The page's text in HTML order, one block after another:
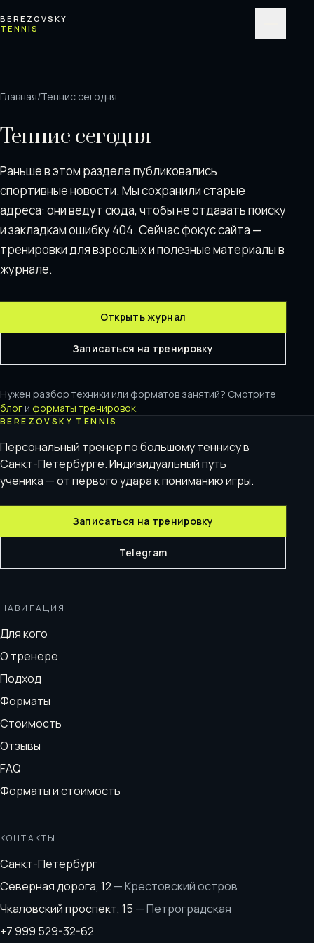
BEREZOVSKY
TENNIS
Главная/Теннис сегодня
Теннис сегодня
Раньше в этом разделе публиковались
спортивные новости. Мы сохранили старые
адреса: они ведут сюда, чтобы не отдавать поискy
и закладкам ошибку 404. Сейчас фокус сайта —
тренировки для взрослых и полезные материалы в
журнале.
Открыть журнал
Записаться на тренировку
Нужен разбор техники или форматов занятий? Смотрите
блог и форматы тренировок.
BEREZOVSKY TENNIS
Персональный тренер по большому теннису в
Санкт-Петербурге. Индивидуальный путь
ученика — от первого удара к пониманию игры.
Записаться на тренировку
Telegram
НАВИГАЦИЯ
Для кого
О тренере
Подход
Форматы
Стоимость
Отзывы
FAQ
Форматы и стоимость
КОНТАКТЫ
Санкт-Петербург
Северная дорога, 12 —Крестовский остров
Чкаловский проспект, 15 —Петроградская
+7 999 529-32-62